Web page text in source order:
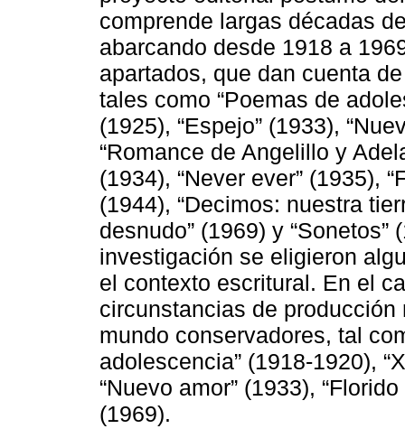
comprende largas décadas
abarcando desde 1918 a
apartados, que dan cuenta
tales como “Poemas de
(1925), “Espejo” (1933),
“Romance de Angelillo y
(1934), “Never ever” (1935),
(1944), “Decimos: nuestra
desnudo” (1969) y
investigación se eligieron
el contexto escritural. En el
circunstancias de
mundo conservadores, tal
adolescencia” (1918-1920),
“Nuevo amor” (1933),
(1969).